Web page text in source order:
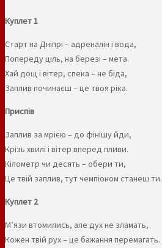
Куплет 1
Старт на Дніпрі – адреналін і вода,
Попереду ціль, на березі – мета.
Хай дощ і вітер, спека – не біда,
Заплив починаєш – це твоя ріка.
Приспів
Заплив за мрією – до фінішу йди,
Крізь хвилі і вітер вперед пливи.
Кілометр чи десять – обери ти,
Це твій заплив, тут чемпіоном станеш ти.
Куплет 2
М’язи втомились, але дух не зламать,
Кожен твій рух – це бажання перемагать.